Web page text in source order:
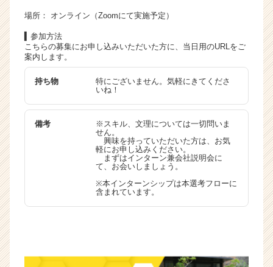
場所： オンライン（Zoomにて実施予定）
▍参加方法
こちらの募集にお申し込みいただいた方に、当日用のURLをご
案内します。
持ち物
特にございません。気軽にきてくださ
いね！
備考
※スキル、文理については一切問いま
せん。
興味を持っていただいた方は、お気
軽にお申し込みください。
まずはインターン兼会社説明会に
て、お会いしましょう。
※本インターンシップは本選考フローに
含まれています。